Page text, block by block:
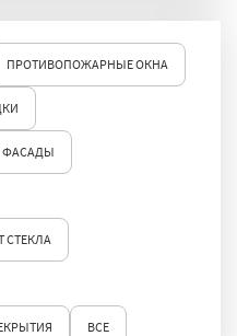
ПРОТИВОПОЖАРНЫЕ ОКНА
ФАСАДЫ
СТЕКЛА
ВСЕ